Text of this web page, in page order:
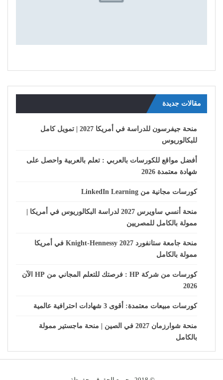
مقالات جديدة
منحة جيفرسون للدراسة في أمريكا 2027 | تمويل كامل
للبكالوريوس
أفضل مواقع للكورسات بالعربي : تعلم بالعربية واحصل على
شهادة معتمدة 2026
كورسات مجانية من LinkedIn Learning
منحة أنسي ساويرس 2027 لدراسة البكالوريوس في أمريكا |
ممولة بالكامل للمصريين
منحة جامعة ستانفورد Knight-Hennessy 2027 في أمريكا
ممولة بالكامل
كورسات من شركة HP : فرصتك للتعلم المجاني من HP الآن
2026
كورسات مبيعات معتمدة: أقوى 3 شهادات احترافية عالمية
منحة شوارزمان 2027 في الصين | منحة ماجستير ممولة
بالكامل